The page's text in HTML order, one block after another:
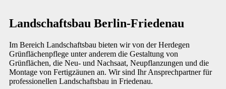
Landschaftsbau Berlin-Friedenau
Im Bereich Landschaftsbau bieten wir von der Herdegen
Grünflächenpflege unter anderem die Gestaltung von
Grünflächen, die Neu- und Nachsaat, Neupflanzungen und die
Montage von Fertigzäunen an. Wir sind Ihr Ansprechpartner für
professionellen Landschaftsbau in Friedenau.